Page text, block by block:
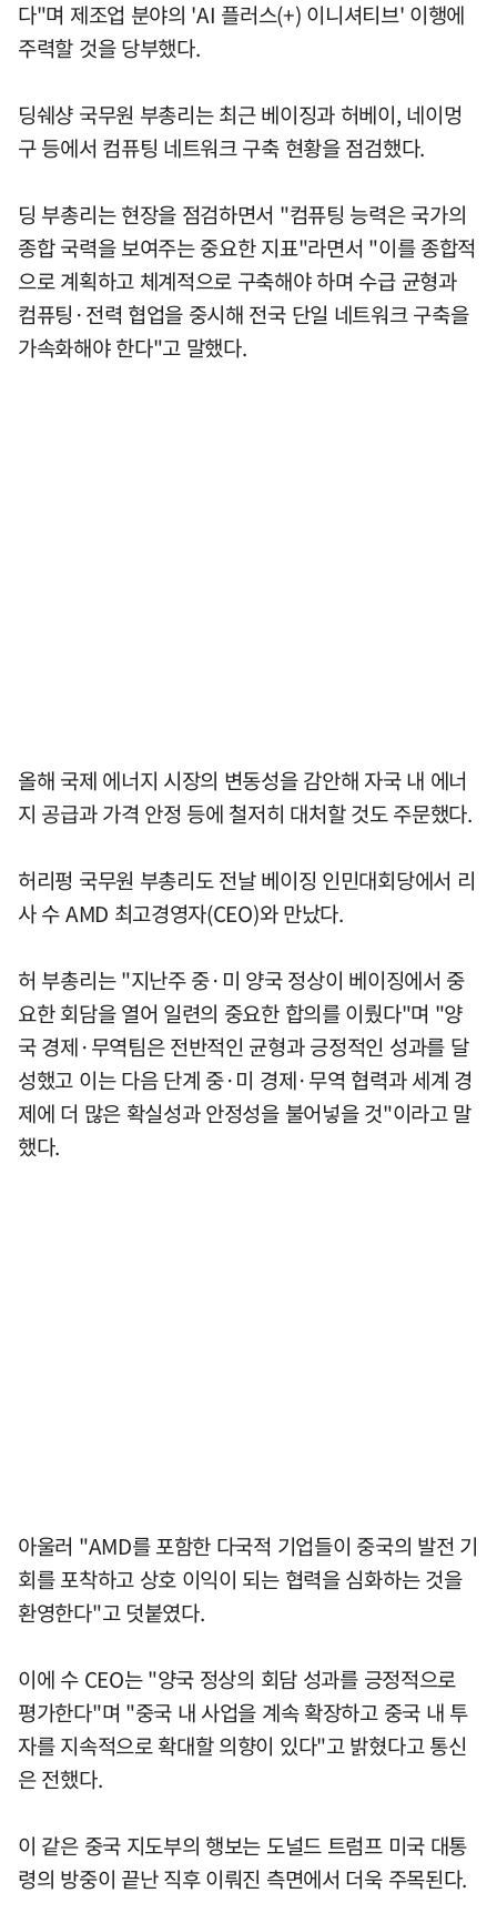
다"며 제조업 분야의 'AI 플러스(+) 이니셔티브' 이행에
주력할 것을 당부했다.
딩쉐샹 국무원 부총리는 최근 베이징과 허베이, 네이멍
구 등에서 컴퓨팅 네트워크 구축 현황을 점검했다.
딩 부총리는 현장을 점검하면서 "컴퓨팅 능력은 국가의
종합 국력을 보여주는 중요한 지표"라면서 "이를 종합적
으로 계획하고 체계적으로 구축해야 하며 수급 균형과
컴퓨팅·전력 협업을 중시해 전국 단일 네트워크 구축을
가속화해야 한다"고 말했다.
올해 국제 에너지 시장의 변동성을 감안해 자국 내 에너
지 공급과 가격 안정 등에 철저히 대처할 것도 주문했다.
허리펑 국무원 부총리도 전날 베이징 인민대회당에서 리
사 수 AMD 최고경영자(CEO)와 만났다.
허 부총리는 "지난주 중·미 양국 정상이 베이징에서 중
요한 회담을 열어 일련의 중요한 합의를 이뤘다"며 "양
국 경제·무역팀은 전반적인 균형과 긍정적인 성과를 달
성했고 이는 다음 단계 중·미 경제·무역 협력과 세계 경
제에 더 많은 확실성과 안정성을 불어넣을 것"이라고 말
했다.
아울러 "AMD를 포함한 다국적 기업들이 중국의 발전 기
회를 포착하고 상호 이익이 되는 협력을 심화하는 것을
환영한다"고 덧붙였다.
이에 수 CEO는 "양국 정상의 회담 성과를 긍정적으로
평가한다"며 "중국 내 사업을 계속 확장하고 중국 내 투
자를 지속적으로 확대할 의향이 있다"고 밝혔다고 통신
은 전했다.
이 같은 중국 지도부의 행보는 도널드 트럼프 미국 대통
령의 방중이 끝난 직후 이뤄진 측면에서 더욱 주목된다.